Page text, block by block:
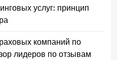
услуг: принцип
компаний по
лидеров по отзывам